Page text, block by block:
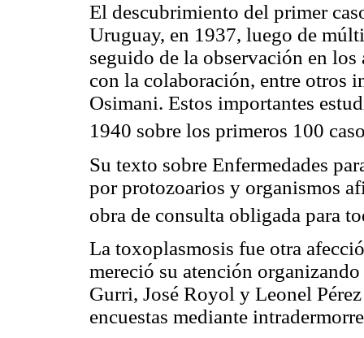
El descubrimiento del primer
Uruguay, en 1937, luego de
seguido de la observación en
con la colaboración, entre otros
Osimani. Estos importantes
1940 sobre los primeros 100
Su texto sobre Enfermedades
por protozoarios y organismos
obra de consulta obligada para
La toxoplasmosis fue otra
mereció su atención
Gurri, José Royol y Leonel
encuestas mediante